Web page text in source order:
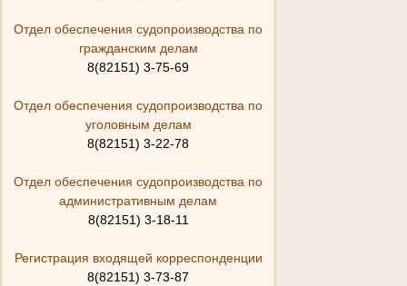
Отдел обеспечения судопроизводства по
гражданским делам
8(82151) 3-75-69
Отдел обеспечения судопроизводства по
уголовным делам
8(82151) 3-22-78
Отдел обеспечения судопроизводства по
административным делам
8(82151) 3-18-11
Регистрация входящей корреспонденции
8(82151) 3-73-87